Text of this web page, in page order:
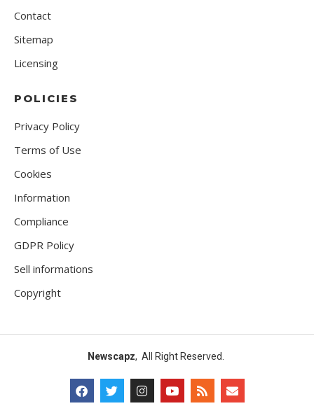
Contact
Sitemap
Licensing
POLICIES
Privacy Policy
Terms of Use
Cookies
Information
Compliance
GDPR Policy
Sell informations
Copyright
Newscapz, All Right Reserved.